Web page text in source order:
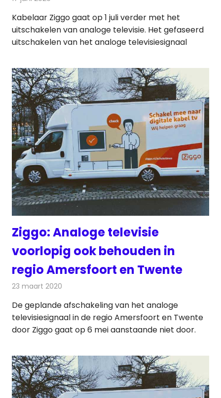
Kabelaar Ziggo gaat op 1 juli verder met het
uitschakelen van analoge televisie. Het gefaseerd
uitschakelen van het analoge televisiesignaal
Ziggo: Analoge televisie
voorlopig ook behouden in
regio Amersfoort en Twente
23 maart 2020
De geplande afschakeling van het analoge
televisiesignaal in de regio Amersfoort en Twente
door Ziggo gaat op 6 mei aanstaande niet door.